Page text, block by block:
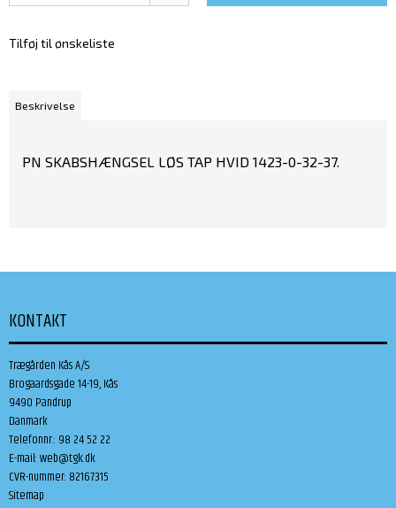
Tilføj til ønskeliste
Beskrivelse
PN SKABSHÆNGSEL LØS TAP HVID 1423-0-32-37.
KONTAKT
Trægården Kås A/S
Brogaardsgade 14-19, Kås
9490 Pandrup
Danmark
Telefonnr.: 98 24 52 22
E-mail:web@tgk.dk
CVR-nummer: 82167315
Sitemap